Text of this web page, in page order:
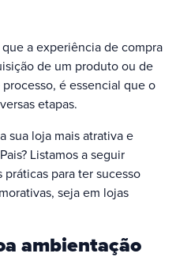
a experiência de compra
de um produto ou de
é essencial que o
etapas.
sua loja mais atrativa e
Listamos a seguir
práticas para ter sucesso
seja em lojas
ambientação